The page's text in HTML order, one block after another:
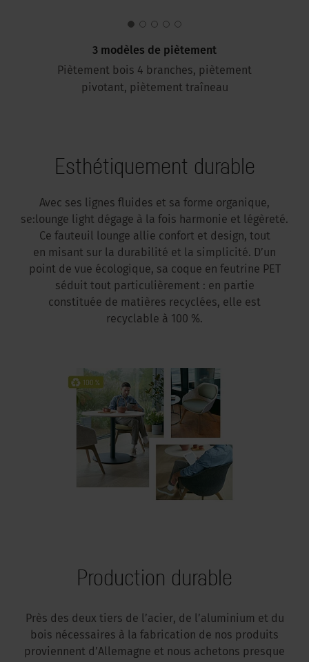
3 modèles de piètement
Piètement bois 4 branches, piètement
pivotant, piètement traîneau
Esthétiquement durable
Avec ses lignes fluides et sa forme organique,
se:lounge light dégage à la fois harmonie et légèreté.
Ce fauteuil lounge allie confort et design, tout
en misant sur la durabilité et la simplicité. D’un
point de vue écologique, sa coque en feutrine PET
séduit tout particulièrement : en partie
constituée de matières recyclées, elle est
recyclable à 100 %.
Production durable
Près des deux tiers de l’acier, de l’aluminium et du
bois nécessaires à la fabrication de nos produits
proviennent d’Allemagne et nous achetons presque